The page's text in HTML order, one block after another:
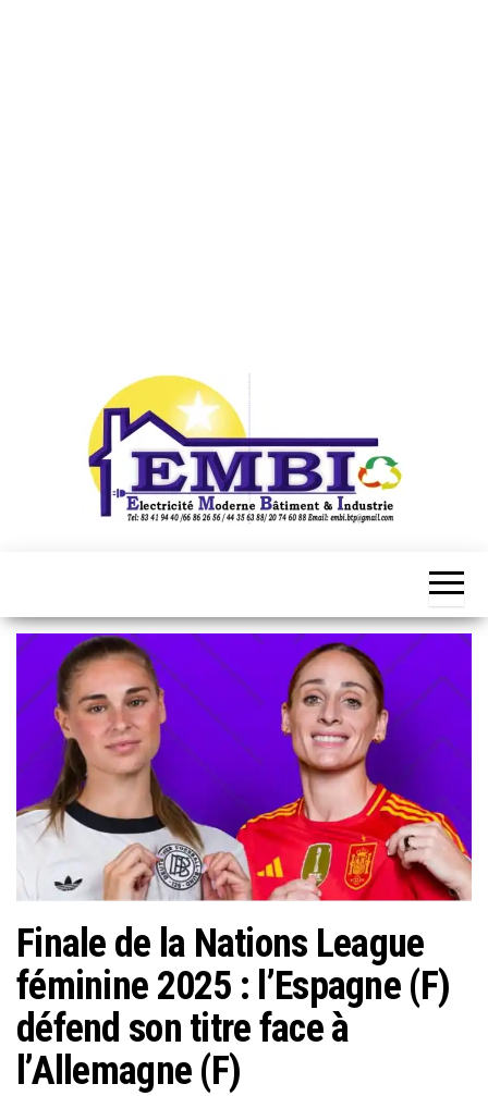
Finale de la Nations League
féminine 2025 : l’Espagne (F)
défend son titre face à
l’Allemagne (F)